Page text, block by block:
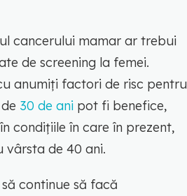
cancerului mamar ar trebui
de screening la femei.
anumiți factori de risc pentru
30 de ani pot fi benefice,
condițiile în care în prezent,
vârsta de 40 ani.
continue să facă